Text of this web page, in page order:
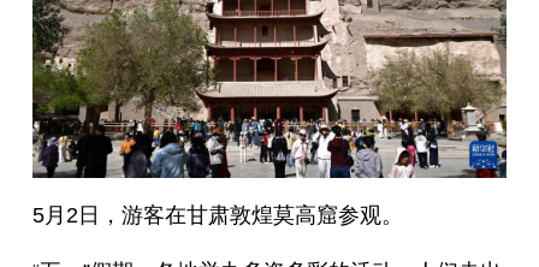
5月2日，游客在甘肃敦煌莫高窟参观。